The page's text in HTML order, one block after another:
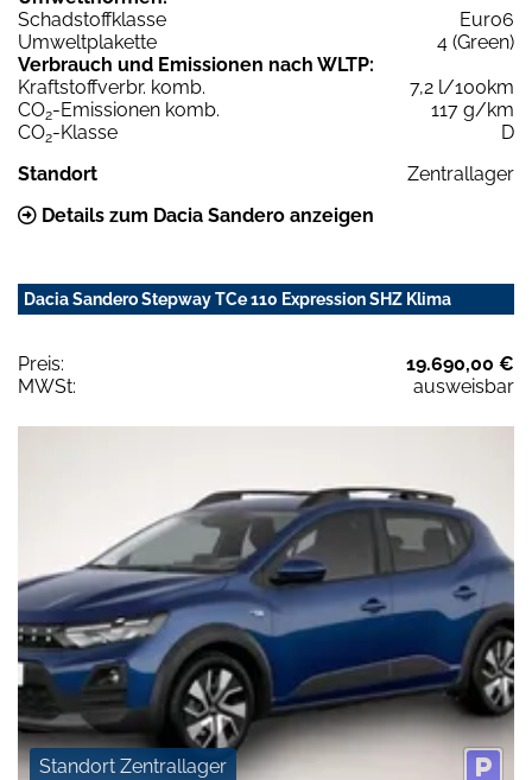
Schadstoffklasse
Euro6
Umweltplakette
4 (Green)
Verbrauch und Emissionen nach WLTP:
Kraftstoffverbr. komb.
7,2 l/100km
CO2-Emissionen komb.
117 g/km
CO2-Klasse
D
Standort
Zentrallager
Details zum Dacia Sandero anzeigen
Dacia Sandero Stepway TCe 110 Expression SHZ Klima
Preis:
19.690,00 €
MWSt:
ausweisbar
Standort Zentrallager